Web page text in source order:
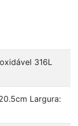
316L
Largura: